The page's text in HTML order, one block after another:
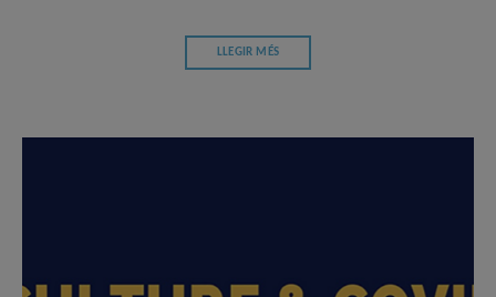
LLEGIR MÉS